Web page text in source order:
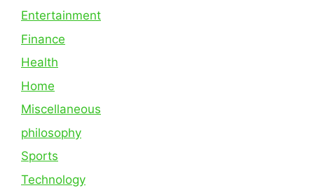
Entertainment
Finance
Health
Home
Miscellaneous
philosophy
Sports
Technology